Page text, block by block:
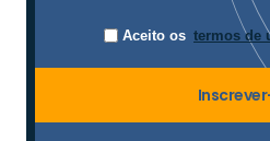
Aceito os termos de